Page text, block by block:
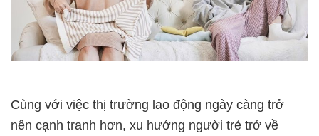
Cùng với việc thị trường lao động ngày càng trở
nên cạnh tranh hơn, xu hướng người trẻ trở về